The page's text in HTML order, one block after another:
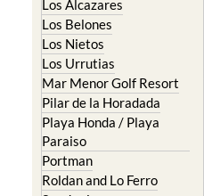
de Cristal
La Manga Club
La Manga del Mar Menor
La Puebla
La Torre Golf Resort
La Union
Los Alcazares
Los Belones
Los Nietos
Los Urrutias